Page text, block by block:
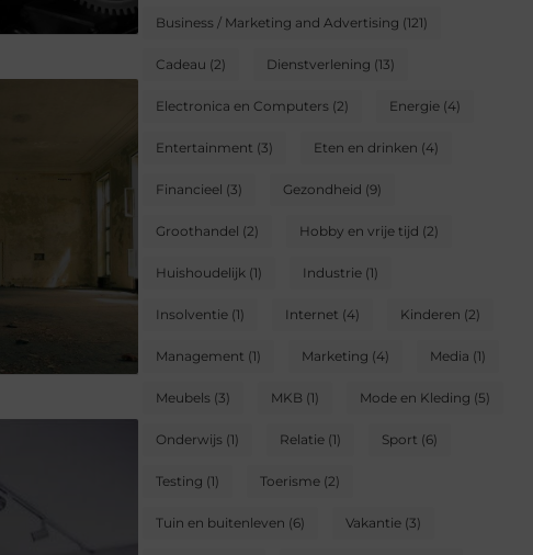
Business / Marketing and Advertising (121)
Cadeau (2) Dienstverlening (13)
Electronica en Computers (2) Energie (4)
Entertainment (3) Eten en drinken (4)
Financieel (3) Gezondheid (9)
Groothandel (2) Hobby en vrije tijd (2)
Huishoudelijk (1) Industrie (1)
Insolventie (1) Internet (4) Kinderen (2)
Management (1) Marketing (4) Media (1)
Meubels (3) MKB (1) Mode en Kleding (5)
Onderwijs (1) Relatie (1) Sport (6)
Testing (1) Toerisme (2)
Tuin en buitenleven (6) Vakantie (3)